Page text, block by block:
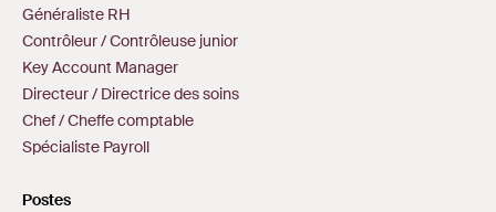
Généraliste RH
Contrôleur / Contrôleuse junior
Key Account Manager
Directeur / Directrice des soins
Chef / Cheffe comptable
Spécialiste Payroll
Postes